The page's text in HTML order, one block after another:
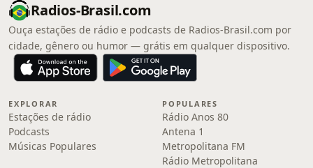
Radios-Brasil.com
Ouça estações de rádio e podcasts de Radios-Brasil.com por
cidade, gênero ou humor — grátis em qualquer dispositivo.
EXPLORAR
Estações de rádio
Podcasts
Músicas Populares
POPULARES
Rádio Anos 80
Antena 1
Metropolitana FM
Rádio Metropolitana